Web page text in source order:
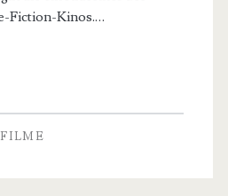
Fiction-Kinos.…